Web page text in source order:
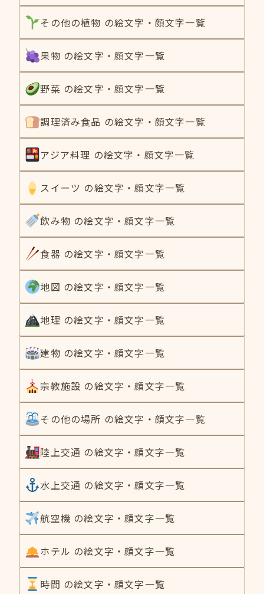
その他の植物 の絵文字・顔文字一覧
果物 の絵文字・顔文字一覧
野菜 の絵文字・顔文字一覧
調理済み食品 の絵文字・顔文字一覧
アジア料理 の絵文字・顔文字一覧
スイーツ の絵文字・顔文字一覧
飲み物 の絵文字・顔文字一覧
食器 の絵文字・顔文字一覧
地図 の絵文字・顔文字一覧
地理 の絵文字・顔文字一覧
建物 の絵文字・顔文字一覧
宗教施設 の絵文字・顔文字一覧
その他の場所 の絵文字・顔文字一覧
陸上交通 の絵文字・顔文字一覧
水上交通 の絵文字・顔文字一覧
航空機 の絵文字・顔文字一覧
ホテル の絵文字・顔文字一覧
時間 の絵文字・顔文字一覧